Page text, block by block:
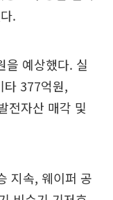
.
을 예상했다. 실
타 377억원,
전자산 매각 및
지속, 웨이퍼 공